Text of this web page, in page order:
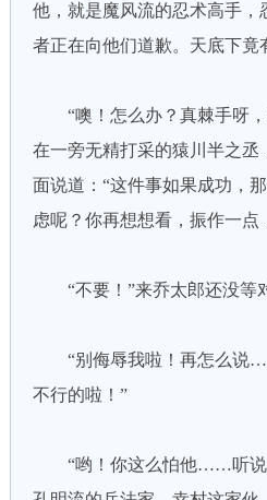
他，就是魔风流的忍术高手，
者正在向他们道歉。天底下竟
“噢！怎么办？真棘手呀
在一旁无精打采的猿川半之丞
面说道：“这件事如果成功，
虑呢？你再想想看，振作一点
“不要！”来乔太郎还没等对
“别侮辱我啦！再怎么说
不行的啦！”
“哟！你这么怕他……听说